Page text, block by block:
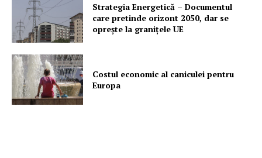
Strategia Energetică – Documentul
care pretinde orizont 2050, dar se
oprește la granițele UE
Costul economic al caniculei pentru
Europa